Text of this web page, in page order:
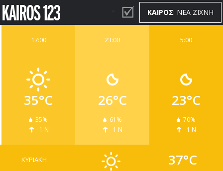
ΚΑΙΡΟΣ: ΝΕΑ ΖΙΧΝΗ
5:00
23°C
70%
1 Ν
23:00
26°C
61%
1 Ν
17:00
35°C
35%
1 Ν
ΚΥΡΙΑΚΗ 37°C